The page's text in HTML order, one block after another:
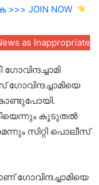
JOIN NOW
as Inappropriate
ഗോവിന്ദച്ചാമിയെ
കൂടുതൽ
സിറ്റി പൊലീസ്
ഗോവിന്ദച്ചാമിയെ